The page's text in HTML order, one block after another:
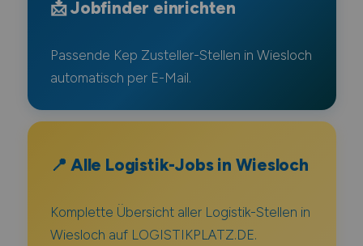
📩 Jobfinder einrichten
Passende Kep Zusteller-Stellen in Wiesloch
automatisch per E-Mail.
📍 Alle Logistik-Jobs in Wiesloch
Komplette Übersicht aller Logistik-Stellen in
Wiesloch auf LOGISTIKPLATZ.DE.